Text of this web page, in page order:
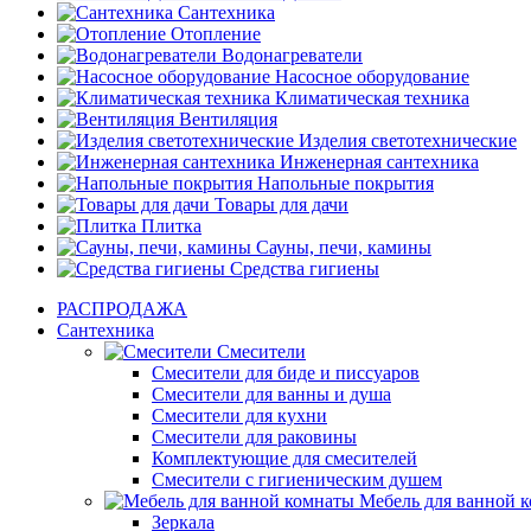
Сантехника
Отопление
Водонагреватели
Насосное оборудование
Климатическая техника
Вентиляция
Изделия светотехнические
Инженерная сантехника
Напольные покрытия
Товары для дачи
Плитка
Сауны, печи, камины
Средства гигиены
РАСПРОДАЖА
Сантехника
Смесители
Смесители для биде и писсуаров
Смесители для ванны и душа
Смесители для кухни
Смесители для раковины
Комплектующие для смесителей
Смесители с гигиеническим душем
Мебель для ванной
Зеркала